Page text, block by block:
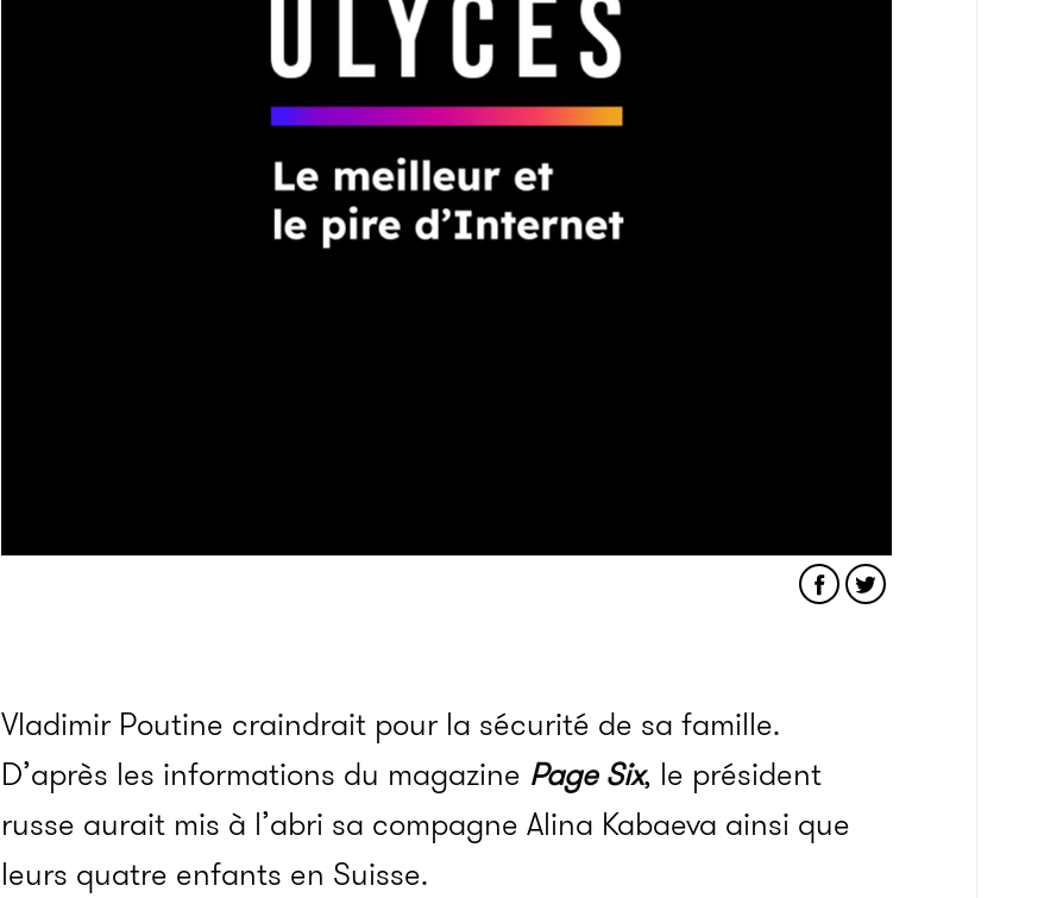
Vladimir Poutine craindrait pour la sécurité de sa famille.
D’après les informations du magazine Page Six, le président
russe aurait mis à l’abri sa compagne Alina Kabaeva ainsi que
leurs quatre enfants en Suisse.